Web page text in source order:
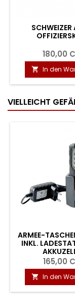
SCHWEIZER
180,00
 In den
VIELLEICHT
ARMEE-
INKL.
165,00
 In den